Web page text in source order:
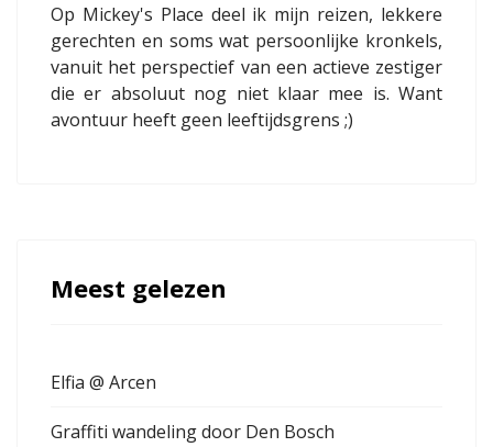
Op Mickey's Place deel ik mijn reizen, lekkere
gerechten en soms wat persoonlijke kronkels,
vanuit het perspectief van een actieve zestiger
die er absoluut nog niet klaar mee is. Want
avontuur heeft geen leeftijdsgrens ;)
Meest gelezen
Elfia @ Arcen
Graffiti wandeling door Den Bosch